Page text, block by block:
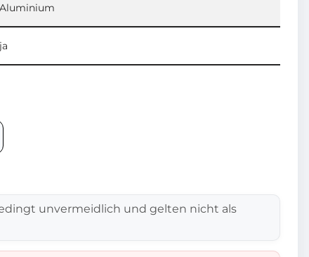
Aluminium
ja
unvermeidlich und gelten nicht als